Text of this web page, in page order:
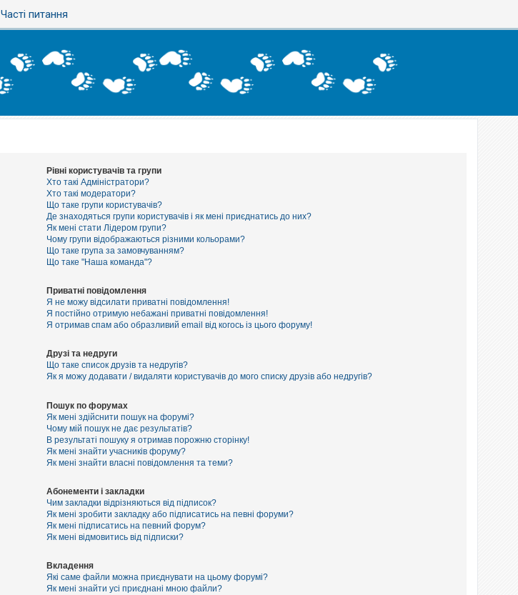
Часті питання
Рівні користувачів та групи
Хто такі Адміністратори?
Хто такі модератори?
Що таке групи користувачів?
Де знаходяться групи користувачів і як мені приєднатись до них?
Як мені стати Лідером групи?
Чому групи відображаються різними кольорами?
Що таке група за замовчуванням?
Що таке "Наша команда"?
Приватні повідомлення
Я не можу відсилати приватні повідомлення!
Я постійно отримую небажані приватні повідомлення!
Я отримав спам або образливий email від когось із цього форуму!
Друзі та недруги
Що таке список друзів та недругів?
Як я можу додавати / видаляти користувачів до мого списку друзів або недругів?
Пошук по форумах
Як мені здійснити пошук на форумі?
Чому мій пошук не дає результатів?
В результаті пошуку я отримав порожню сторінку!
Як мені знайти учасників форуму?
Як мені знайти власні повідомлення та теми?
Абонементи і закладки
Чим закладки відрізняються від підписок?
Як мені зробити закладку або підписатись на певні форуми?
Як мені підписатись на певний форум?
Як мені відмовитись від підписки?
Вкладення
Які саме файли можна приєднувати на цьому форумі?
Як мені знайти усі приєднані мною файли?